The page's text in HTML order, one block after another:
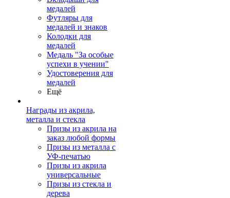
медалей
Футляры для
медалей и знаков
Колодки для
медалей
Медаль "За особые
успехи в учении"
Удостоверения для
медалей
Ещё
Награды из акрила,
металла и стекла
Призы из акрила на
заказ любой формы
Призы из металла с
УФ-печатью
Призы из акрила
универсальные
Призы из стекла и
дерева